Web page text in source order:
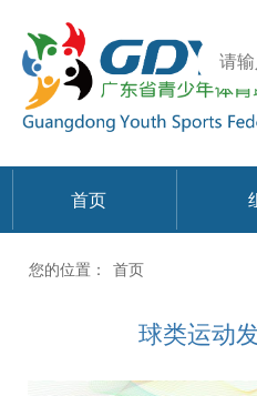
首页
您的位置： 首页
球类运动